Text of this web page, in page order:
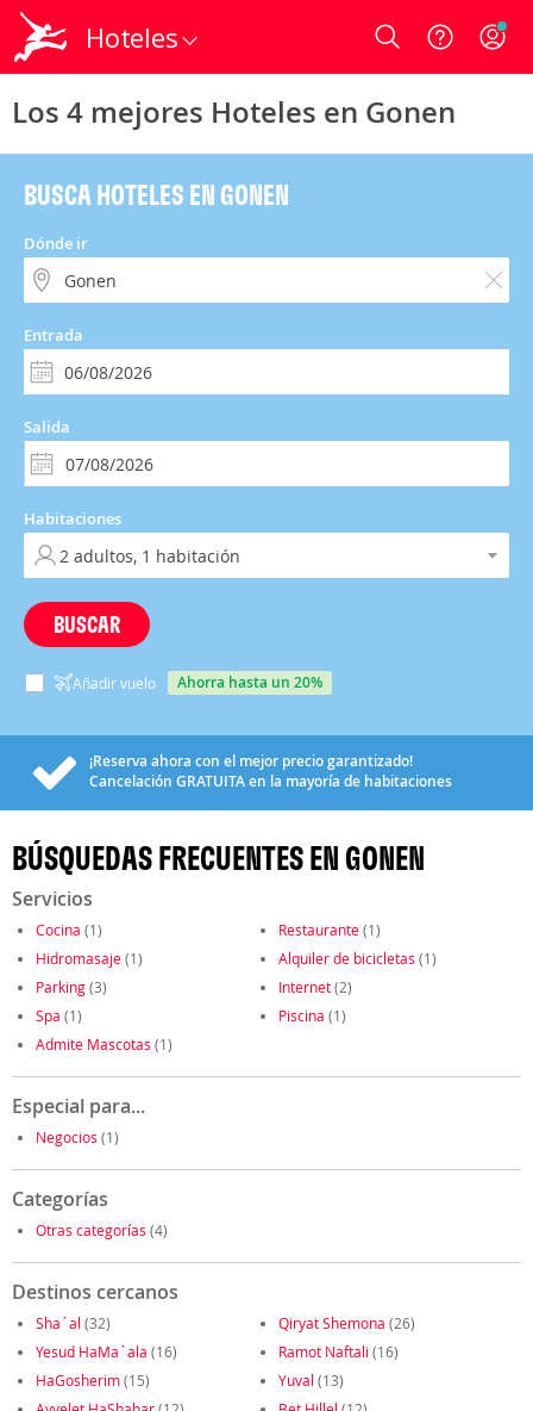
Hoteles Login
Los 4 mejores Hoteles en Gonen
BUSCA HOTELES EN GONEN
Dónde ir
Entrada
Salida
Habitaciones
BUSCAR
Añadir vuelo ahorra hasta un 20%
¡Reserva ahora con el mejor precio garantizado!
Cancelación GRATUITAen la mayoría de habitaciones
BÚSQUEDAS FRECUENTES EN GONEN
Servicios
Cocina (1) Restaurante(1)
Hidromasaje(1) Alquiler de bicicletas (1)
Parking(3) Internet(2)
Spa (1) Piscina (1)
Admite Mascotas (1)
Especial para...
Negocios (1)
Categorías
Otras categorías (4)
Destinos cercanos
Sha´al (32) Qiryat Shemona (26)
Yesud HaMa`ala (16) Ramot Naftali (16)
HaGosherim(15) Yuval (13)